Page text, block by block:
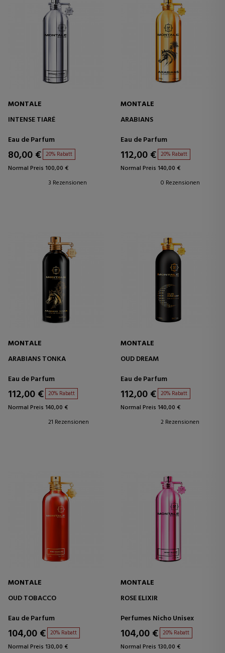
MONTALE
INTENSE TIARÉ
Eau de Parfum
80,00 € 20% Rabatt
Normal Preis 100,00 €
3 Rezensionen
MONTALE
ARABIANS
Eau de Parfum
112,00 € 20% Rabatt
Normal Preis 140,00 €
0 Rezensionen
MONTALE
ARABIANS TONKA
Eau de Parfum
112,00 € 20% Rabatt
Normal Preis 140,00 €
21 Rezensionen
MONTALE
OUD DREAM
Eau de Parfum
112,00 € 20% Rabatt
Normal Preis 140,00 €
2 Rezensionen
MONTALE
OUD TOBACCO
Eau de Parfum
104,00 € 20% Rabatt
Normal Preis 130,00 €
MONTALE
ROSE ELIXIR
Perfumes Nicho Unisex
104,00 € 20% Rabatt
Normal Preis 130,00 €